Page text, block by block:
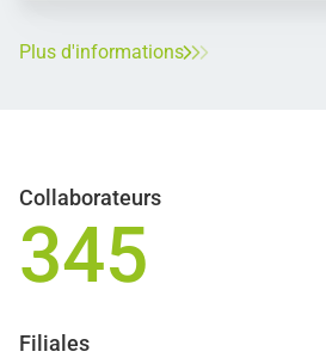
Plus d'informations
Collaborateurs
345
Filiales